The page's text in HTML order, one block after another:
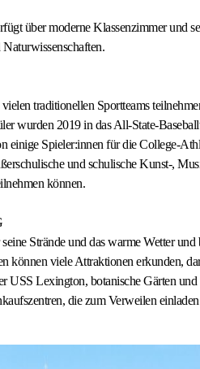
über moderne Klassenzimmer und
traditionellen Sportteams
wurden 2019 in das All-State-
einige Spieler:innen für die College-
und schulische Kunst-,
können.
Strände und das warme Wetter
können viele Attraktionen erkunden,
USS Lexington, botanische Gärten und
die zum Verweilen